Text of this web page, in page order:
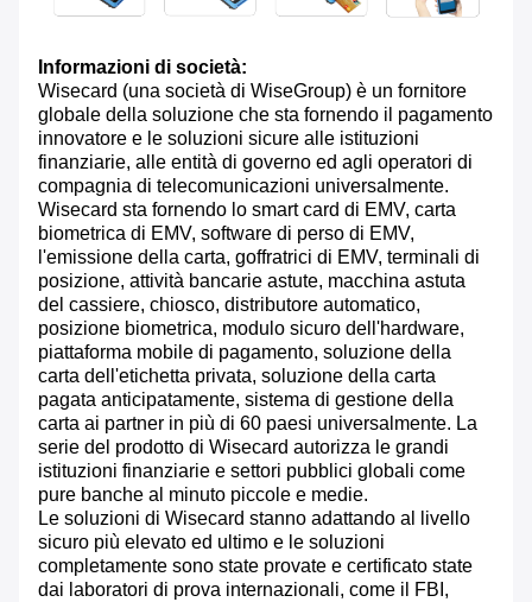
Informazioni di società:
Wisecard (una società di WiseGroup) è un fornitore
globale della soluzione che sta fornendo il pagamento
innovatore e le soluzioni sicure alle istituzioni
finanziarie, alle entità di governo ed agli operatori di
compagnia di telecomunicazioni universalmente.
Wisecard sta fornendo lo smart card di EMV, carta
biometrica di EMV, software di perso di EMV,
l'emissione della carta, goffratrici di EMV, terminali di
posizione, attività bancarie astute, macchina astuta
del cassiere, chiosco, distributore automatico,
posizione biometrica, modulo sicuro dell'hardware,
piattaforma mobile di pagamento, soluzione della
carta dell'etichetta privata, soluzione della carta
pagata anticipatamente, sistema di gestione della
carta ai partner in più di 60 paesi universalmente. La
serie del prodotto di Wisecard autorizza le grandi
istituzioni finanziarie e settori pubblici globali come
pure banche al minuto piccole e medie.
Le soluzioni di Wisecard stanno adattando al livello
sicuro più elevato ed ultimo e le soluzioni
completamente sono state provate e certificato state
dai laboratori di prova internazionali, come il FBI,